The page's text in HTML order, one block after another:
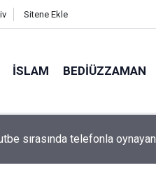
Sitene Ekle
İSLAM BEDIÜZZAMAN
sırasında telefonla